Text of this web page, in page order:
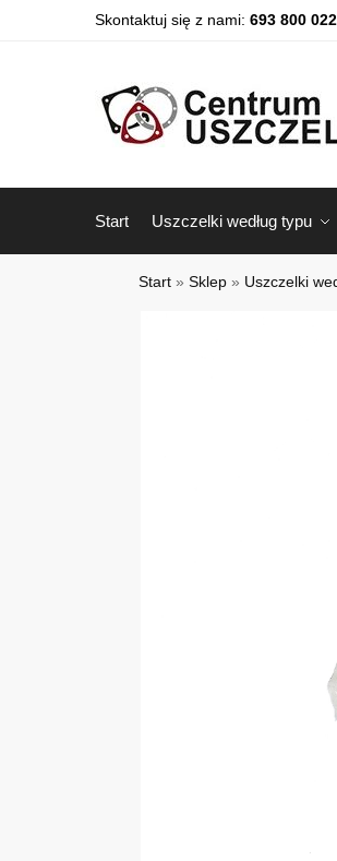
Skontaktuj się z nami: 693 800 022
Start Uszczelki według typu
Start » Sklep » Uszczelki